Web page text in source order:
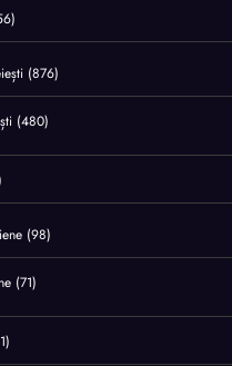
(876)
(480)
(98)
(71)